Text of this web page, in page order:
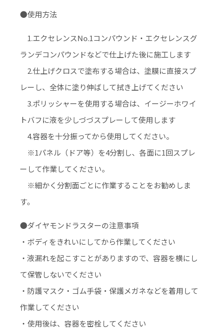
●使用方法
1.エクセレンスNo.1コンパウンド・エクセレンスグ
ランデコンパウンドなどで仕上げた後に施工します
2.仕上げクロスで塗布する場合は、塗膜に直接スプ
レーし、全体に塗り伸ばして拭き上げてください
3.ポリッシャーを使用する場合は、イージーホワイ
トバフに液を少しづづスプレーして使用します
4.容器を十分振ってから使用してください。
※1パネル（ドア等）を4分割し、各面に1回スプレ
ーして作業してください。
※細かく分割面ごとに作業することをお勧めしま
す。
●ダイヤモンドラスターの注意事項
・ボディをきれいにしてから作業してください
・液漏れを起こすことがありますので、容器を横にし
て保管しないでください
・防護マスク・ゴム手袋・保護メガネなどを着用して
作業してください
・使用後は、容器を密栓してください